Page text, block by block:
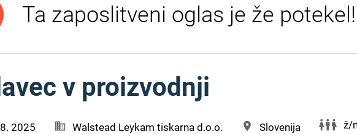
Ta zaposlitveni oglas je že potekel!
v proizvodnji
2025 Walstead Leykam tiskarna d.o.o. Slovenija ž/